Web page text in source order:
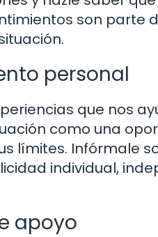
son parte
personal
que nos
como una
límites. Infórmale
individual,
apoyo